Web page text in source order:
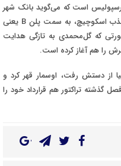
است که می‌گوید بانک شهر
اسکوچیچ، به سمت پلن B یعنی
که گل‌محمدی به تازگی هدایت
را هم آغاز کرده است.
از دستش رفت، اوسمار قهر کرد و
تراکتور هم قرارداد خود را